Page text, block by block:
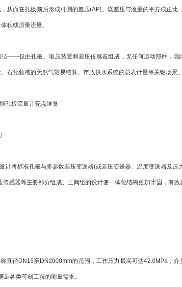
从而在孔板前后形成可测的差压(ΔP)。该差压与流量的平方成正
积或质量流量。
仅由孔板、取压装置和差压传感器组成，无任何运动部件，因
石化领域的天然气贸易结算、市政供水系统的总表计量等关键场景。
板流量计亮点速览
将标准孔板与多参数差压变送器(或差压变送器、温度变送器及压
传感器等主要部分组成。三阀组的设计使一体化结构更加牢固，有
径DN15至DN2000mm的范围，工作压力最高可达42.0MPa，
各类苛刻工况的测量需求。